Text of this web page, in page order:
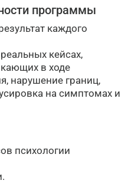
программы
каждого
кейсах,
в ходе
нарушение границ,
на симптомах и
психологии